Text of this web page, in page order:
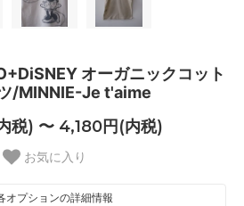
オーガニックコット
/MINNIE-Je t'aime
税) 〜 4,180円(内税)
お気に入り
オプションの詳細情報